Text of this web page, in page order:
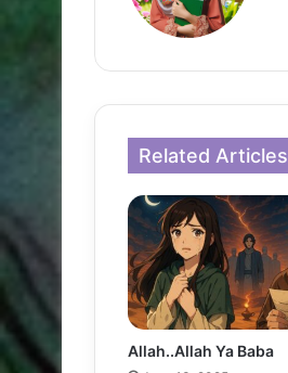
Related Articles
Allah..Allah Ya Baba